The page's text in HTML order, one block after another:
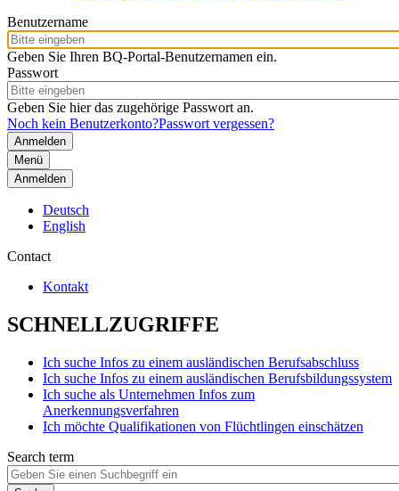
Benutzername
Geben Sie Ihren BQ-Portal-Benutzernamen ein.
Passwort
Geben Sie hier das zugehörige Passwort an.
Noch kein Benutzerkonto?Passwort vergessen?
Menü
Anmelden
Deutsch
English
Contact
Kontakt
SCHNELLZUGRIFFE
Ich suche Infos zu einem ausländischen Berufsabschluss
Ich suche Infos zu einem ausländischen Berufsbildungssystem
Ich suche als Unternehmen Infos zum
Anerkennungsverfahren
Ich möchte Qualifikationen von Flüchtlingen einschätzen
Search term